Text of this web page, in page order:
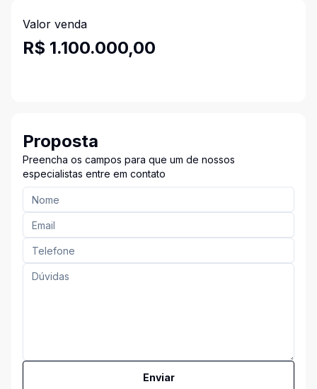
Valor venda
R$ 1.100.000,00
Proposta
Preencha os campos para que um de nossos
especialistas entre em contato
Enviar